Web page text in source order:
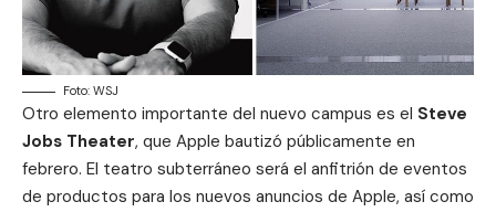
Foto: WSJ
Otro elemento importante del nuevo campus es el Steve
Jobs Theater, que Apple bautizó públicamente en
febrero. El teatro subterráneo será el anfitrión de eventos
de productos para los nuevos anuncios de Apple, así como